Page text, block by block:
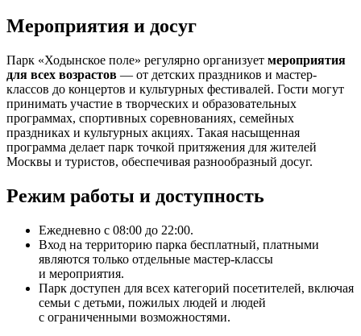
Мероприятия и досуг
Парк «Ходынское поле» регулярно организует мероприятия
для всех возрастов — от детских праздников и мастер-
классов до концертов и культурных фестивалей. Гости могут
принимать участие в творческих и образовательных
программах, спортивных соревнованиях, семейных
праздниках и культурных акциях. Такая насыщенная
программа делает парк точкой притяжения для жителей
Москвы и туристов, обеспечивая разнообразный досуг.
Режим работы и доступность
Ежедневно с 08:00 до 22:00.
Вход на территорию парка бесплатный, платными
являются только отдельные мастер-классы
и мероприятия.
Парк доступен для всех категорий посетителей, включая
семьи с детьми, пожилых людей и людей
с ограниченными возможностями.